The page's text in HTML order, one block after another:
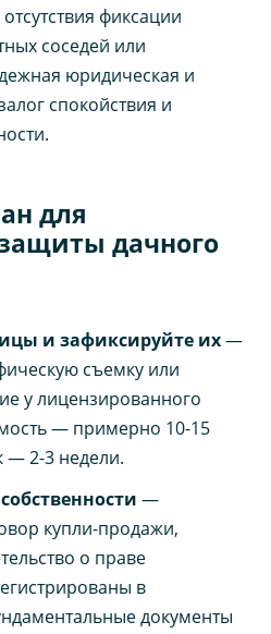
фиксации
соседей или
юридическая и
спокойствия и
для
дачного
и зафиксируйте их—
съемку или
у лицензированного
— примерно 10-15
— 2-3 недели.
—
купли-продажи,
о праве
в
документы